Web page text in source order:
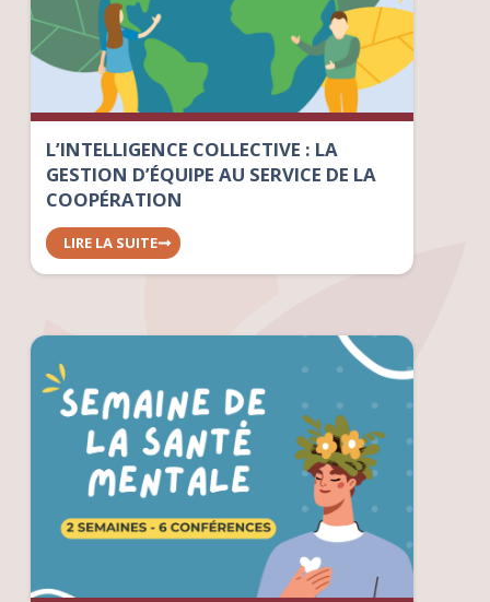
L’INTELLIGENCE COLLECTIVE : LA
GESTION D’ÉQUIPE AU SERVICE DE LA
COOPÉRATION
LIRE LA SUITE